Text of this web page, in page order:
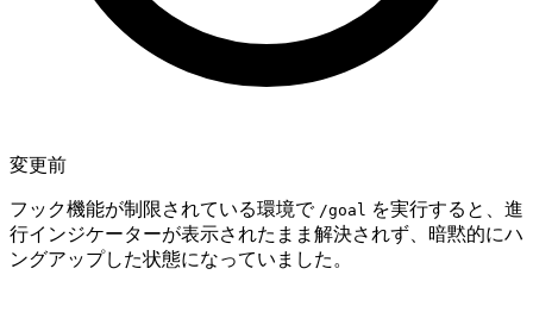
変更前
フック機能が制限されている環境で /goal を実行すると、進
行インジケーターが表示されたまま解決されず、暗黙的にハ
ングアップした状態になっていました。